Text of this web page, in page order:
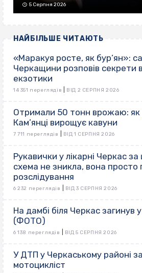
5 Серпня 2026
НАЙБІЛЬШЕ ЧИТАЮТЬ
«Маракуя росте, як бур’ян»:
Черкащини розповів секрети
екзотики
14 351 переглядів ВІД 2 СЕРПНЯ 2026
Отримали 50 тонн врожаю: як
Кам’янці вирощує кавуни
7 711 переглядів ВІД 1 СЕРПНЯ 2026
Рукавички у лікарні Черкас
схема не зникла, вона просто
розслідування
6 232 переглядів ВІД 3 СЕРПНЯ 2026
На дамбі біля Черкас загинув
(ФОТО)
6 138 переглядів ВІД 5 СЕРПНЯ 2026
У ДТП у Черкаському районі
мотоцикліст